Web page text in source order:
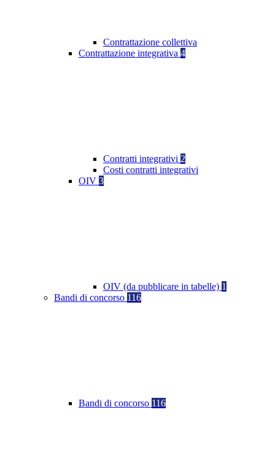
Contrattazione collettiva
Contrattazione integrativa 4
Contratti integrativi 2
Costi contratti integrativi
OIV 3
OIV (da pubblicare in tabelle) 1
Bandi di concorso 116
Bandi di concorso 116